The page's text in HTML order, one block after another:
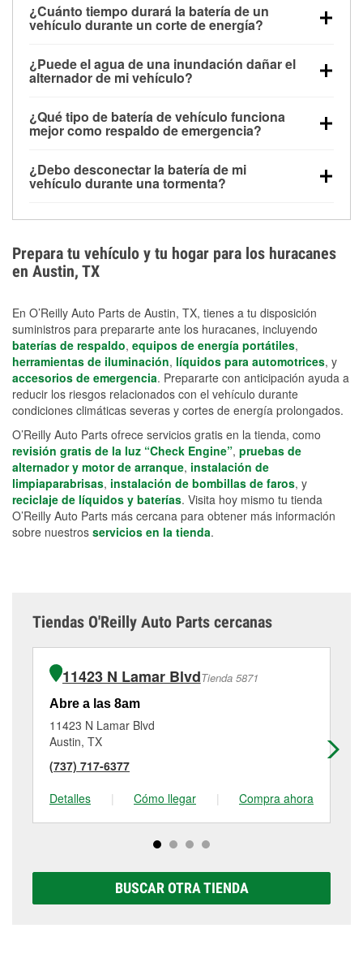
¿Cuánto tiempo durará la batería de un
vehículo durante un corte de energía?
alimentar pequeños accesorios durante un tiempo
limitado, pero el uso repetido sin conducir el vehículo
contar con un equipo de carga de respaldo para
cortes prolongados.
¿Puede el agua de una inundación dañar el
alternador de mi vehículo?
parte baja del compartimento del motor y pueden
dañarse si se sumergen, lo que puede provocar una
días después de la exposición.
¿Qué tipo de batería de vehículo funciona
mejor como respaldo de emergencia?
para aplicaciones de ciclo profundo porque son
selladas, resistentes a las vibraciones y más
¿Debo desconectar la batería de mi
vehículo durante una tormenta?
los daños por inundación. Evitar el agua estancada y
preparar opciones de carga de respaldo son
medidas de protección más efectivas.
Prepara tu vehículo y tu hogar para los huracanes
en Austin, TX
En O’Reilly Auto Parts de Austin, TX, tienes a tu disposición
suministros para prepararte ante los huracanes, incluyendo
baterías de respaldo, equipos de energía portátiles,
herramientas de iluminación, líquidos para automotrices, y
accesorios de emergencia. Prepararte con anticipación ayuda a
reducir los riesgos relacionados con el vehículo durante
condiciones climáticas severas y cortes de energía prolongados.
O’Reilly Auto Parts ofrece servicios gratis en la tienda, como
revisión gratis de la luz “Check Engine”, pruebas de
alternador y motor de arranque, instalación de
limpiaparabrisas, instalación de bombillas de faros, y
reciclaje de líquidos y baterías. Visita hoy mismo tu tienda
O’Reilly Auto Parts más cercana para obtener más información
sobre nuestros servicios en la tienda.
Tiendas O'Reilly Auto Parts cercanas
11423 N Lamar BlvdTienda 5871
Abre a las 8am
11423 N Lamar Blvd
Austin, TX
(737) 717-6377
Detalles
| Cómo llegar | Compra ahora
BUSCAR OTRA TIENDA